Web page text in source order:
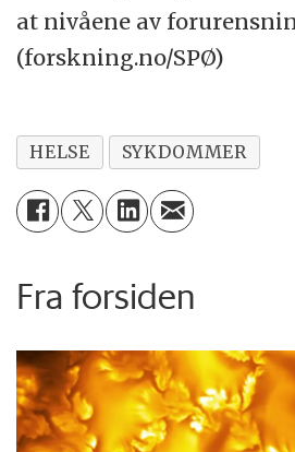
at nivåene av
(forskning.no/SPØ)
HELSE SYKDOMMER
Fra forsiden